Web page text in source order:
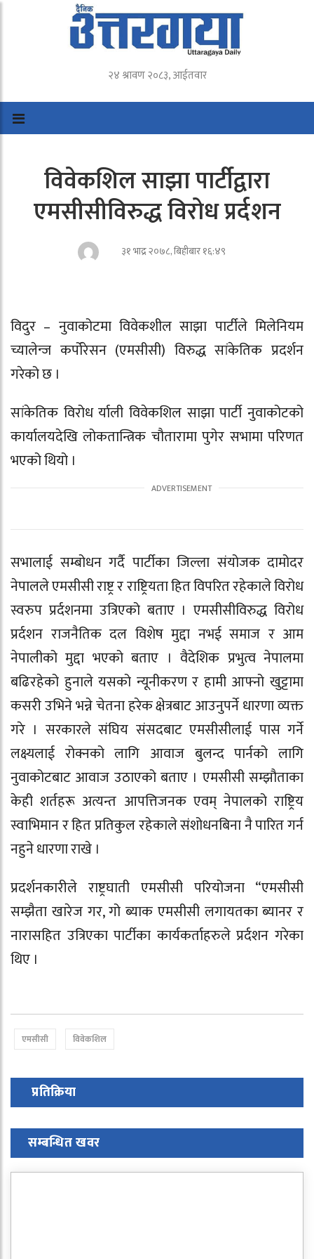
२४ श्रावण २०८३, आईतवार
विवेकशिल साझा पार्टीद्वारा
एमसीसीविरुद्ध विरोध प्रर्दशन
३१ भाद्र २०७८, बिहीबार १६:४९
विदुर – नुवाकोटमा विवेकशील साझा पार्टीले मिलेनियम
च्यालेन्ज कर्पोरेसन (एमसीसी) विरुद्ध सांकेतिक प्रदर्शन
गरेको छ ।
सांकेतिक विरोध र्याली विवेकशिल साझा पार्टी नुवाकोटको
कार्यालयदेखि लोकतान्त्रिक चौतारामा पुगेर सभामा परिणत
भएको थियो ।
सभालाई सम्बोधन गर्दै पार्टीका जिल्ला संयोजक दामोदर
नेपालले एमसीसी राष्ट्र र राष्ट्रियता हित विपरित रहेकाले विरोध
स्वरुप प्रर्दशनमा उत्रिएको बताए । एमसीसीविरुद्ध विरोध
प्रर्दशन राजनैतिक दल विशेष मुद्दा नभई समाज र आम
नेपालीको मुद्दा भएको बताए । वैदेशिक प्रभुत्व नेपालमा
बढिरहेको हुनाले यसको न्यूनीकरण र हामी आफ्नो खुट्टामा
कसरी उभिने भन्ने चेतना हरेक क्षेत्रबाट आउनुपर्ने धारणा व्यक्त
गरे । सरकारले संघिय संसदबाट एमसीसीलाई पास गर्ने
लक्ष्यलाई रोक्नको लागि आवाज बुलन्द पार्नको लागि
नुवाकोटबाट आवाज उठाएको बताए । एमसीसी सम्झौताका
केही शर्तहरू अत्यन्त आपत्तिजनक एवम् नेपालको राष्ट्रिय
स्वाभिमान र हित प्रतिकुल रहेकाले संशोधनबिना नै पारित गर्न
नहुने धारणा राखे ।
प्रदर्शनकारीले राष्ट्रघाती एमसीसी परियोजना “एमसीसी
सम्झैता खारेज गर, गो ब्याक एमसीसी लगायतका ब्यानर र
नारासहित उत्रिएका पार्टीका कार्यकर्ताहरुले प्रर्दशन गरेका
थिए ।
एमसीसी विवेकशिल
प्रतिक्रिया
सम्बन्धित खवर